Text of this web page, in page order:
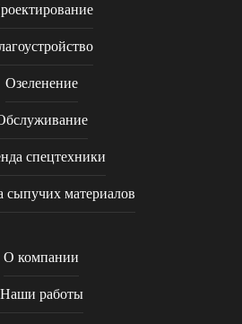
Озеленение
спецтехники
сыпучих материалов
О компании
Наши работы